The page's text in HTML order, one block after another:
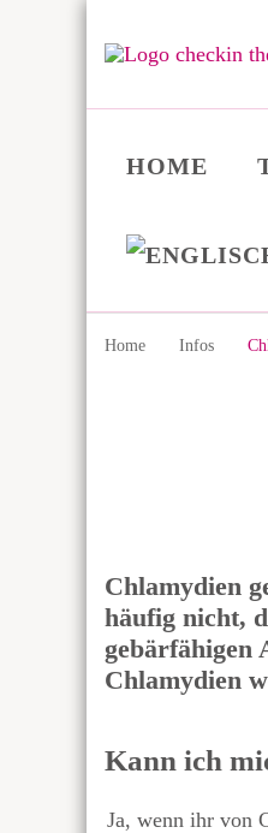
HOME
Home Infos
Chlamydien
häufig nicht,
gebärfähigen
Chlamydien
Kann ich
Ja, wenn ihr von